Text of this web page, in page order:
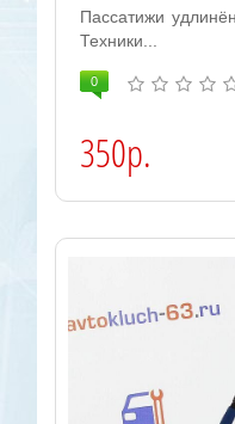
Пассатижи
Техники...
0
350р.